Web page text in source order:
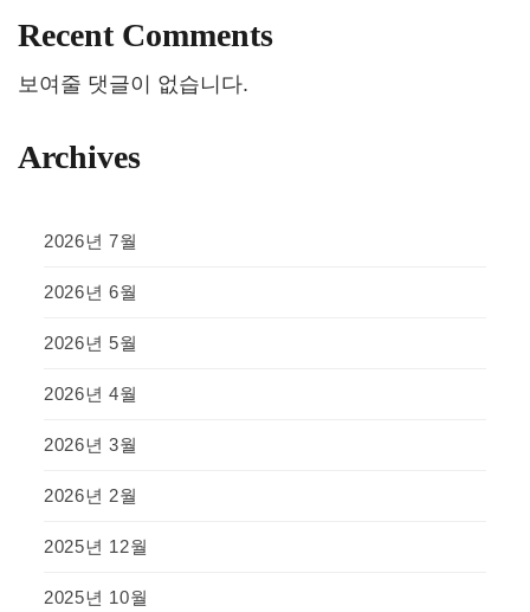
Recent Comments
보여줄 댓글이 없습니다.
Archives
2026년 7월
2026년 6월
2026년 5월
2026년 4월
2026년 3월
2026년 2월
2025년 12월
2025년 10월